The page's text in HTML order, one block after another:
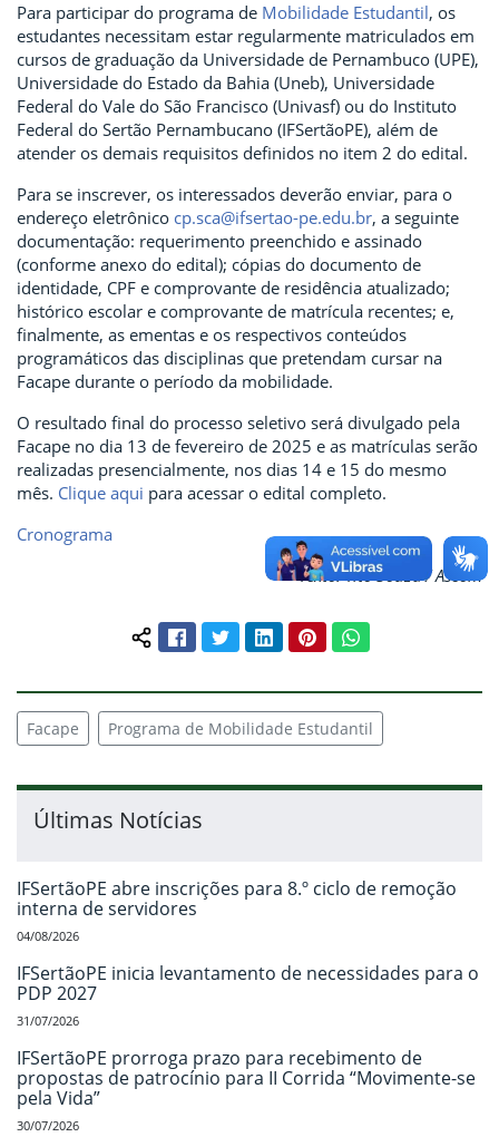
Para participar do programa de Mobilidade Estudantil, os
estudantes necessitam estar regularmente matriculados em
cursos de graduação da Universidade de Pernambuco (UPE),
Universidade do Estado da Bahia (Uneb), Universidade
Federal do Vale do São Francisco (Univasf) ou do Instituto
Federal do Sertão Pernambucano (IFSertãoPE), além de
atender os demais requisitos definidos no item 2 do edital.
Para se inscrever, os interessados deverão enviar, para o
endereço eletrônico cp.sca@ifsertao-pe.edu.br, a seguinte
documentação: requerimento preenchido e assinado
(conforme anexo do edital); cópias do documento de
identidade, CPF e comprovante de residência atualizado;
histórico escolar e comprovante de matrícula recentes; e,
finalmente, as ementas e os respectivos conteúdos
programáticos das disciplinas que pretendam cursar na
Facape durante o período da mobilidade.
O resultado final do processo seletivo será divulgado pela
Facape no dia 13 de fevereiro de 2025 e as matrículas serão
realizadas presencialmente, nos dias 14 e 15 do mesmo
mês. Clique aqui para acessar o edital completo.
Cronograma
Texto: Tito Souza / Ascom
Compartilhar conteúdo:
FacebookTwitterLinkedInPinterestWhatsApp
Facape Programa de Mobilidade Estudantil
Últimas Notícias
IFSertãoPE abre inscrições para 8.º ciclo de remoção
interna de servidores
04/08/2026
IFSertãoPE inicia levantamento de necessidades para o
PDP 2027
31/07/2026
IFSertãoPE prorroga prazo para recebimento de
propostas de patrocínio para II Corrida “Movimente-se
pela Vida”
30/07/2026